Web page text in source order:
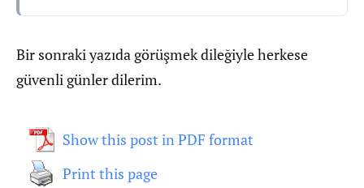
Bir sonraki yazıda görüşmek dileğiyle herkese
güvenli günler dilerim.
Show this post in PDF format
Print this page